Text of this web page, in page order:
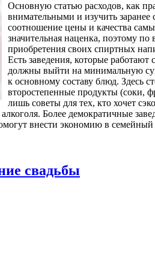
Основную статью расходов, как
внимательными и изучить
соотношение цены и качества
значительная наценка, поэтому
приобретения своих спиртных
Есть заведения, которые
должны выйти на минимальную
к основному составу блюд. Здесь
второстепенные продукты (соки,
лишь советы для тех, кто хочет
Более демократичные
внести экономию в
свадьбы